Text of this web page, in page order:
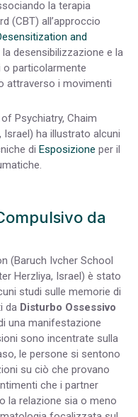
la terapia
(CBT) all’approccio
and
desensibilizzazione e la
o particolarmente
attraverso i movimenti
Psychiatry, Chaim
Israel) ha illustrato alcuni
di Esposizione per il
da
(Baruch Ivcher School
Herzliya, Israel) è stato
studi sulle memorie di
da Disturbo Ossessivo
una manifestazione
sono incentrate sulla
le persone si sentono
su ciò che provano
che i partner
la relazione sia o meno